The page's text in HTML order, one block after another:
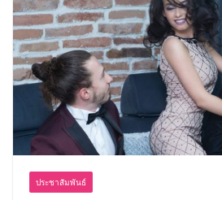
8.8 “ซูเลียน” รวมพลังนั
ประเทศ จัดประชุมใหญ่
“ดร.ปิยะวัฒน์” ถ่ายทอ
พร้อมฟรีคอนเสิร์ต “โช
ประชาสัมพันธ์